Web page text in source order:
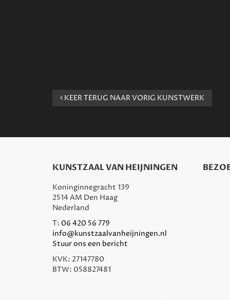
KEER TERUG NAAR VORIG KUNSTWERK
KUNSTZAAL VAN HEIJNINGEN
Koninginnegracht 139
2514 AM Den Haag
Nederland
T: 06 420 56 779
info@kunstzaalvanheijningen.nl
Stuur ons een bericht
KVK: 27147780
BTW: 058827481